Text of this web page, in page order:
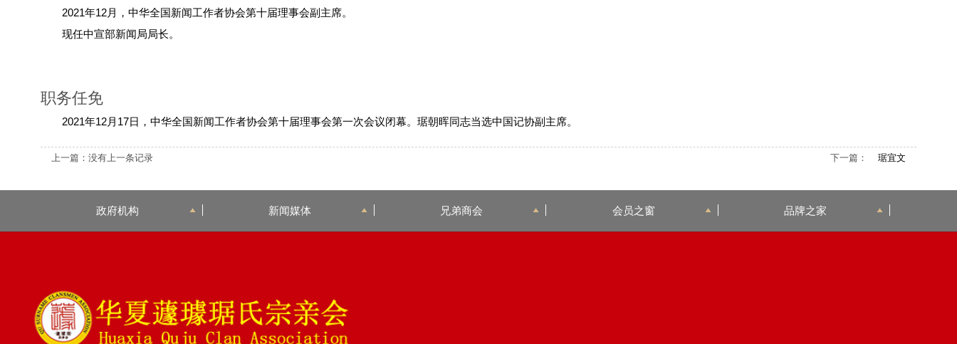
2021年12月，中华全国新闻工作者协会第十届理事会副主席。
现任中宣部新闻局局长。
职务任免
2021年12月17日，中华全国新闻工作者协会第十届理事会第一次会议闭幕。琚朝晖同志当选中国记协副主席。
上一篇：没有上一条记录 下一篇： 琚宜文
政府机构 新闻媒体 兄弟商会 会员之窗 品牌之家